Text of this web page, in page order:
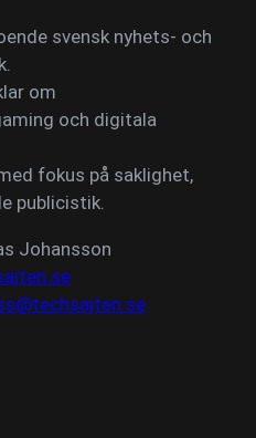
svensk nyhets- och
om
och digitala
fokus på saklighet,
publicistik.
Johansson